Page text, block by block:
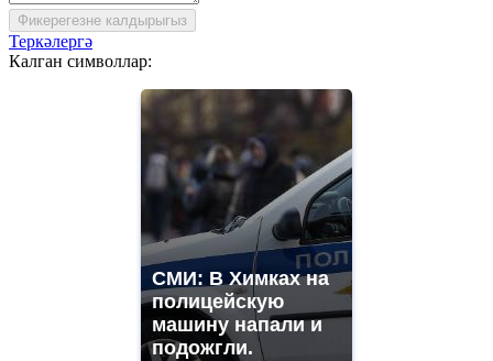
Фикерегезне калдырыгыз
Теркәлергә
Калган символлар:
СМИ: В Химках на
полицейскую
машину напали и
подожгли.